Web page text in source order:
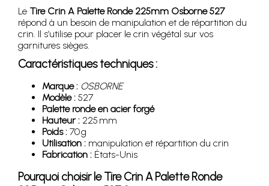
Le Tire Crin A Palette Ronde 225mm Osborne 527
répond à un besoin de manipulation et de répartition du
crin. Il s’utilise pour placer le crin végétal sur vos
garnitures sièges.
Caractéristiques techniques :
Marque : OSBORNE
Modèle : 527
Palette ronde en acier forgé
Hauteur : 225 mm
Poids : 70 g
Utilisation : manipulation et répartition du crin
Fabrication : États-Unis
Pourquoi choisir leTire Crin A Palette Ronde